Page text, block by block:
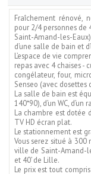
Fraîchement rénové,
pour 2/4 personnes
Saint-Amand-les-
d’une salle de bain et
L’espace de vie
repas avec 4 chaises -
congélateur, four,
Senseo (avec
La salle de bain est
140*90), d’un WC,
La chambre est dotée
TV HD écran plat.
Le stationnement est
Vous serez situé à
ville de Saint-Amand-
et 40’ de Lille.
Le prix est tout